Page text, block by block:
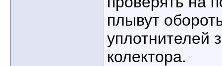
плывут
уплотнителей
колектора.